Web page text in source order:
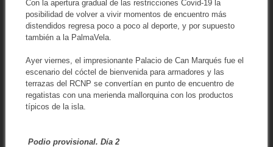
Con la apertura gradual de las restricciones Covid-19 la
posibilidad de volver a vivir momentos de encuentro más
distendidos regresa poco a poco al deporte, y por supuesto
también a la PalmaVela.
Ayer viernes, el impresionante Palacio de Can Marqués fue el
escenario del cóctel de bienvenida para armadores y las
terrazas del RCNP se convertían en punto de encuentro de
regatistas con una merienda mallorquina con los productos
típicos de la isla.
Podio provisional. Día 2